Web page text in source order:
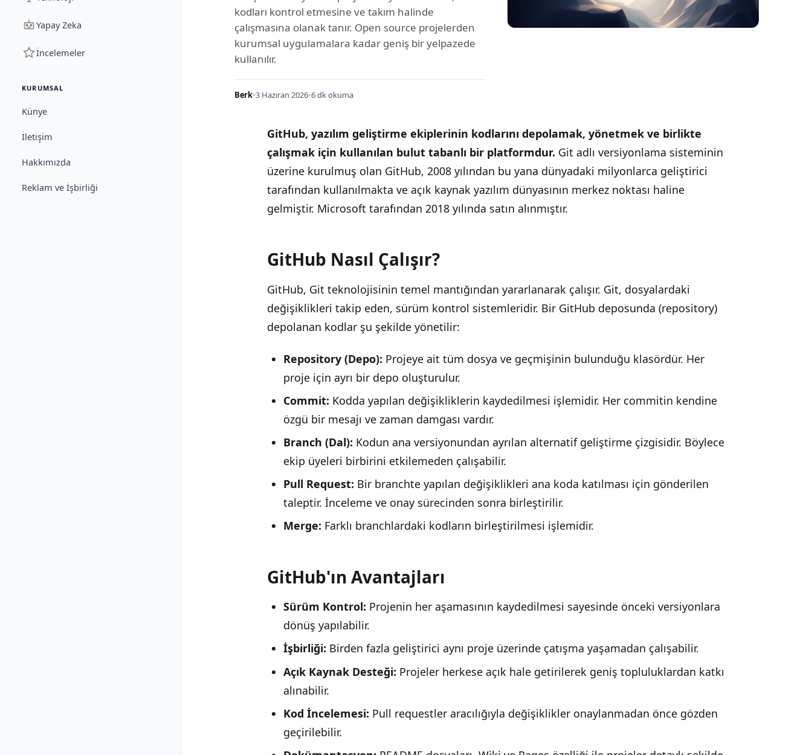
Yapay Zeka
İncelemeler
KURUMSAL
Künye
İletişim
Hakkımızda
Reklam ve İşbirliği
kodları kontrol etmesine ve takım halinde
çalışmasına olanak tanır. Open source projelerden
kurumsal uygulamalara kadar geniş bir yelpazede
kullanılır.
Berk•3 Haziran 2026•6 dk okuma
GitHub, yazılım geliştirme ekiplerinin kodlarını depolamak, yönetmek ve birlikte
çalışmak için kullanılan bulut tabanlı bir platformdur. Git adlı versiyonlama sisteminin
üzerine kurulmuş olan GitHub, 2008 yılından bu yana dünyadaki milyonlarca geliştirici
tarafından kullanılmakta ve açık kaynak yazılım dünyasının merkez noktası haline
gelmiştir. Microsoft tarafından 2018 yılında satın alınmıştır.
GitHub Nasıl Çalışır?
GitHub, Git teknolojisinin temel mantığından yararlanarak çalışır. Git, dosyalardaki
değişiklikleri takip eden, sürüm kontrol sistemleridir. Bir GitHub deposunda (repository)
depolanan kodlar şu şekilde yönetilir:
Repository (Depo): Projeye ait tüm dosya ve geçmişinin bulunduğu klasördür. Her
proje için ayrı bir depo oluşturulur.
Commit: Kodda yapılan değişikliklerin kaydedilmesi işlemidir. Her commitin kendine
özgü bir mesajı ve zaman damgası vardır.
Branch (Dal): Kodun ana versiyonundan ayrılan alternatif geliştirme çizgisidir. Böylece
ekip üyeleri birbirini etkilemeden çalışabilir.
Pull Request: Bir branchte yapılan değişiklikleri ana koda katılması için gönderilen
taleptir. İnceleme ve onay sürecinden sonra birleştirilir.
Merge: Farklı branchlardaki kodların birleştirilmesi işlemidir.
GitHub'ın Avantajları
Sürüm Kontrol: Projenin her aşamasının kaydedilmesi sayesinde önceki versiyonlara
dönüş yapılabilir.
İşbirliği: Birden fazla geliştirici aynı proje üzerinde çatışma yaşamadan çalışabilir.
Açık Kaynak Desteği: Projeler herkese açık hale getirilerek geniş topluluklardan katkı
alınabilir.
Kod İncelemesi: Pull requestler aracılığıyla değişiklikler onaylanmadan önce gözden
geçirilebilir.